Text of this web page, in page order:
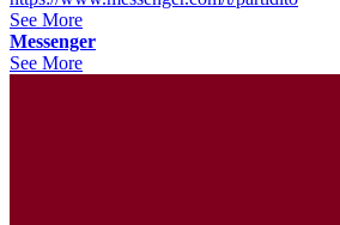
See More
Messenger
See More